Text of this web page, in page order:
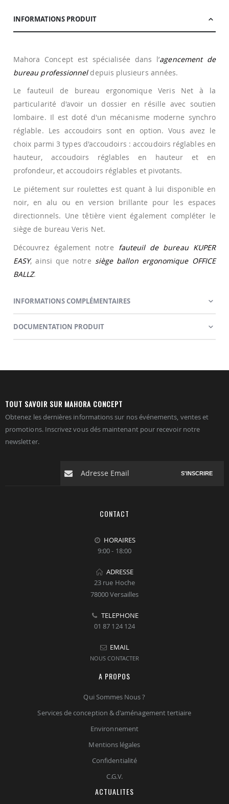
INFORMATIONS PRODUIT
Mahora Concept est spécialisée dans l’agencement de
bureau professionneldepuis plusieurs années.
Le fauteuil de bureau ergonomique Veris Net à la
particularité d'avoir un dossier en résille avec soutien
lombaire. Il est doté d'un mécanisme moderne synchro
réglable. Les accoudoirs sont en option. Vous avez le
choix parmi 3 types d'accoudoirs : accoudoirs réglables en
hauteur, accoudoirs réglables en hauteur et en
profondeur, et accoudoirs réglables et pivotants.
Le piétement sur roulettes est quant à lui disponible en
noir, en alu ou en version brillante pour les espaces
directionnels. Une têtière vient également compléter le
siège de bureau Veris Net.
Découvrez également notre fauteuil de bureau KUPER
EASY, ainsi que notre siège ballon ergonomique OFFICE
BALLZ.
INFORMATIONS COMPLÉMENTAIRES
DOCUMENTATION PRODUIT
TOUT SAVOIR SUR MAHORA CONCEPT
Obtenez les dernières informations sur nos événements, ventes et
promotions. Inscrivez vous dés maintenant pour recevoir notre
newsletter.
S'INSCRIRE
CONTACT
HORAIRES
9:00 - 18:00
ADRESSE
23 rue Hoche
78000 Versailles
TELEPHONE
01 87 124 124
EMAIL
NOUS CONTACTER
A PROPOS
Qui Sommes Nous ?
Services de conception & d'aménagement tertiaire
Environnement
Mentions légales
Confidentialité
C.G.V.
ACTUALITES